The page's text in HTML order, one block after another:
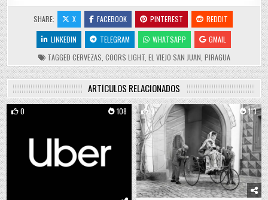
SHARE: X FACEBOOK PINTEREST
REDDIT
LINKEDIN
TELEGRAM WHATSAPP
GMAIL
TAGGED CERVEZAS COORS LIGHT, EL VIEJO SAN JUAN PIRAGUA
ARTÍCULOS RELACIONADOS
0 108 0 113